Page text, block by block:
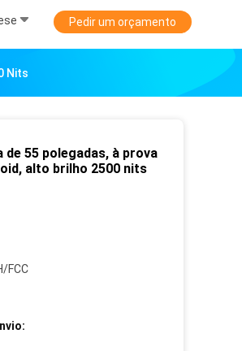
Pedir um orçamento
Nits
55 polegadas, à prova
alto brilho 2500 nits
FCC